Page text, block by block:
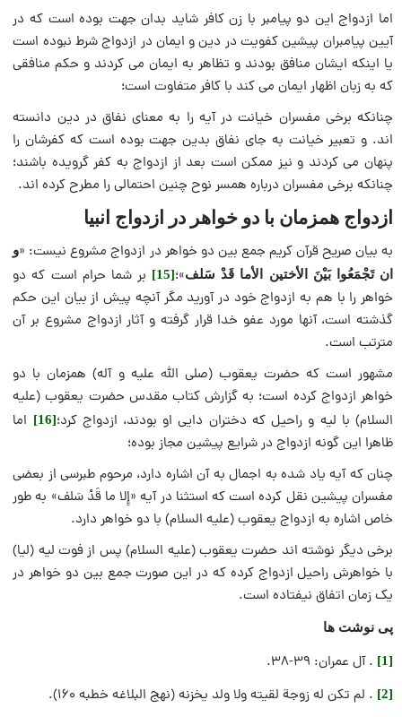
اما ازدواج این دو پیامبر با زن کافر شاید بدان جهت بوده است که در
آیین پیامبران پیشین کفویت در دین و ایمان در ازدواج شرط نبوده است
یا اینکه ایشان منافق بودند و تظاهر به ایمان می کردند و حکم منافقی
که به زبان اظهار ایمان می کند با کافر متفاوت است؛
چنانکه برخی مفسران خیانت در آیه را به معنای نفاق در دین دانسته
اند. و تعبیر خیانت به جای نفاق بدین جهت بوده است که کفرشان را
پنهان می کردند و نیز ممکن است بعد از ازدواج به کفر گرویده باشند؛
چنانکه برخی مفسران درباره همسر نوح چنین احتمالی را مطرح کرده اند.
ازدواج همزمان با دو خواهر در ازدواج انبیا
به بیان صریح قرآن کریم جمع بین دو خواهر در ازدواج مشروع نیست: «و
ان تَجْمَعُوا بَيْنَ الأختين الأما قَدْ سَلف»؛[15]
بر شما حرام است که دو
خواهر را با هم به ازدواج خود در آورید مگر آنچه پیش از بیان این حکم
گذشته است، آنها مورد عفو خدا قرار گرفته و آثار ازدواج مشروع بر آن
مترتب است.
مشهور است که حضرت یعقوب (صلی الله علیه و آله) همزمان با دو
خواهر ازدواج کرده است؛ به گزارش کتاب مقدس حضرت یعقوب (علیه
السلام) با لیه و راحیل که دختران دایی او بودند، ازدواج کرد؛[16]
اما
ظاهرا این گونه ازدواج در شرایع پیشین مجاز بوده؛
چنان که آیه یاد شده به اجمال به آن اشاره دارد، مرحوم طبرسی از بعضی
مفسران پیشین نقل کرده است که استثنا در آیه «إِلا ما قَدْ سَلف» به طور
خاص اشاره به ازدواج یعقوب (علیه السلام) با دو خواهر دارد.
برخی دیگر نوشته اند حضرت یعقوب (علیه السلام) پس از فوت ليه (لیا)
با خواهرش راحیل ازدواج کرده که در این صورت جمع بین دو خواهر در
یک زمان اتفاق نیفتاده است.
پی نوشت ها
[1] . آل عمران: ۳۹-۳۸.
[2] . لم تكن له زوجة لقيته ولا ولد يخزنه (نهج البلاغه خطبه ۱۶۰).